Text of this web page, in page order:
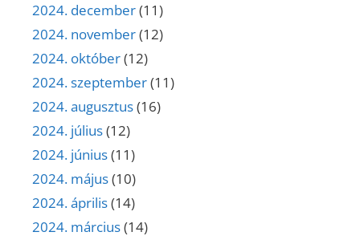
2024. december(11)
2024. november(12)
2024. október(12)
2024. szeptember(11)
2024. augusztus(16)
2024. július(12)
2024. június(11)
2024. május(10)
2024. április(14)
2024. március(14)